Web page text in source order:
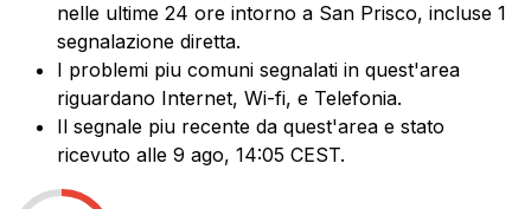
nelle ultime 24 ore intorno a San Prisco, incluse 1
segnalazione diretta.
I problemi piu comuni segnalati in quest'area
riguardano Internet, Wi-fi, e Telefonia.
Il segnale piu recente da quest'area e stato
ricevuto alle 9 ago, 14:05 CEST.